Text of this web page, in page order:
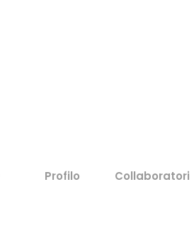
Profilo Collaboratori